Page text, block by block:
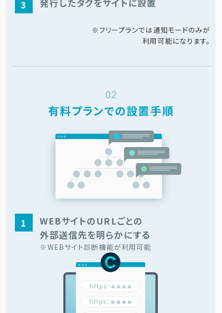
3
※フリープランでは通知モードのみが
利用可能になります。
02
有料プランでの設置手順
1
WEBサイトのURLごとの
外部送信先を明らかにする
※WEBサイト診断機能が利用可能